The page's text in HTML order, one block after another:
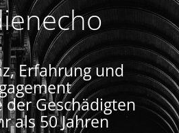
Erfahrung und
der Geschädigten
als 50 Jahren